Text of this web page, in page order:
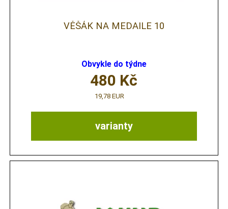
VĚŠÁK NA MEDAILE 10
Obvykle do týdne
varianty
480 Kč
19,78 EUR